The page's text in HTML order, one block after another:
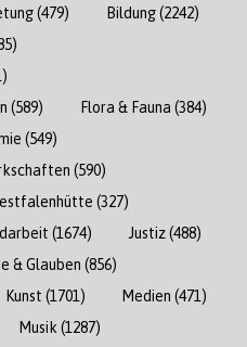
(479) Bildung(2242)
(589) Flora & Fauna (384)
(549)
(590)
(327)
(1674) Justiz(488)
& Glauben (856)
Kunst (1701) Medien (471)
Musik (1287)